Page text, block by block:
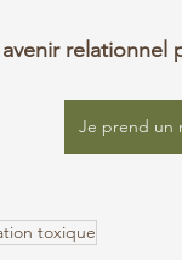
Je prend un
toxique